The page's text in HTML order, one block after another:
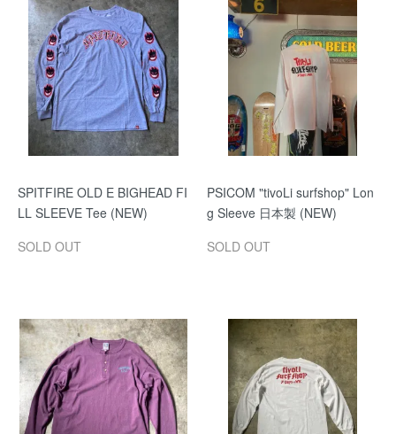
SPITFIRE OLD E BIGHEAD FI
LL SLEEVE Tee (NEW)
SOLD OUT
PSICOM "tivoLi surfshop" Lon
g Sleeve 日本製 (NEW)
SOLD OUT